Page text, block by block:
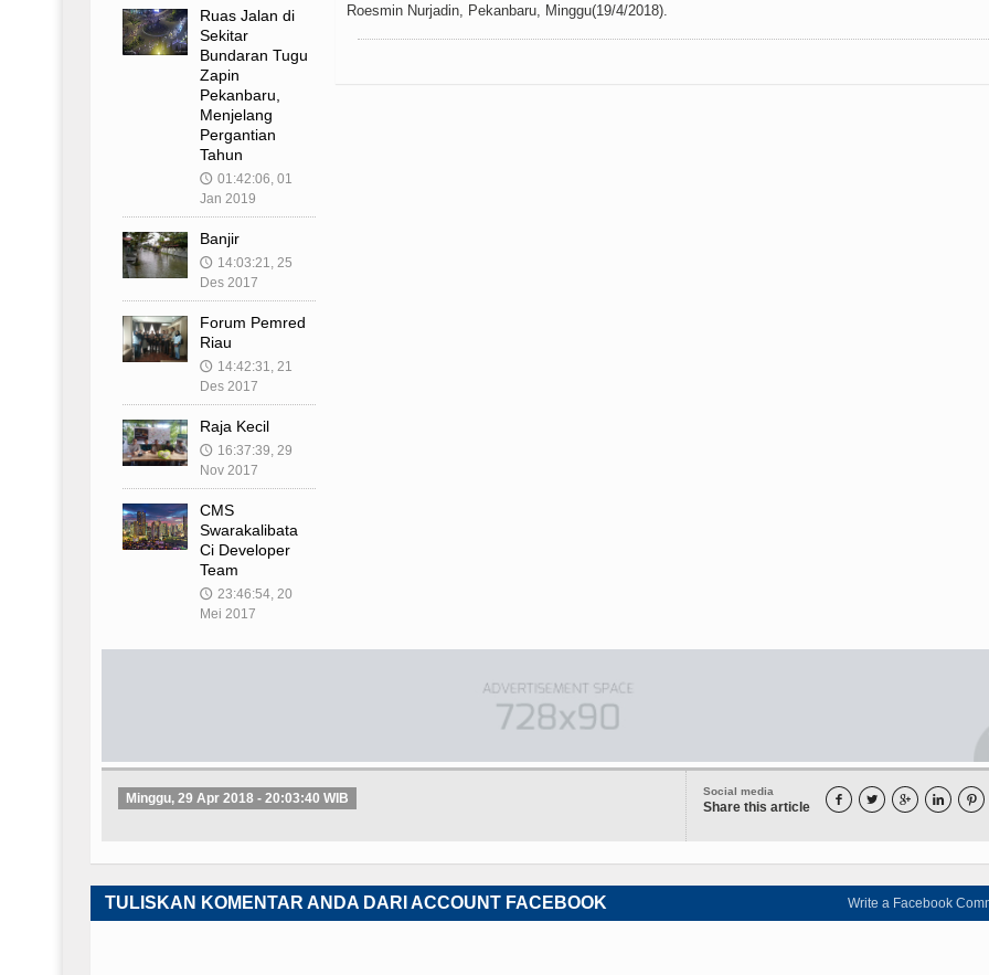
Ruas Jalan di
Sekitar
Bundaran Tugu
Zapin
Pekanbaru,
Menjelang
Pergantian
Tahun
🕔 01:42:06, 01
Jan 2019
Banjir
🕔 14:03:21, 25
Des 2017
Forum Pemred
Riau
🕔 14:42:31, 21
Des 2017
Raja Kecil
🕔 16:37:39, 29
Nov 2017
CMS
Swarakalibata
Ci Developer
Team
🕔 23:46:54, 20
Mei 2017
Roesmin Nurjadin, Pekanbaru, Minggu(19/4/2018).
Social media
Share this article     
Minggu, 29 Apr 2018 - 20:03:40 WIB
Write a Facebook
TULISKAN KOMENTAR ANDA DARI ACCOUNT FACEBOOK